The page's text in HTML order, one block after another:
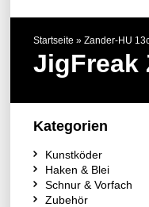
Startseite » Zander-HU
JigFreak
Kategorien
Kunstköder
Haken & Blei
Schnur & Vorfach
Zubehör